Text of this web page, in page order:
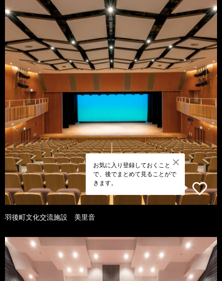
お気に入り登録しておくこと
で、後でまとめて見ることがで
きます。
羽後町文化交流施設 美里音